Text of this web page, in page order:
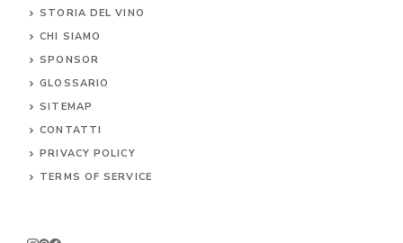
STORIA DEL VINO
CHI SIAMO
SPONSOR
GLOSSARIO
SITEMAP
CONTATTI
PRIVACY POLICY
TERMS OF SERVICE